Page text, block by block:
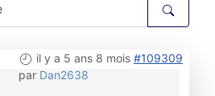
il y a 5 ans 8 mois #109309
par Dan2638